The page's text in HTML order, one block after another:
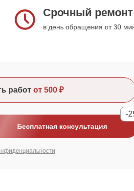
Срочный ремонт
в день обращения от 30
работ от 500 ₽
Бесплатная консультация
-